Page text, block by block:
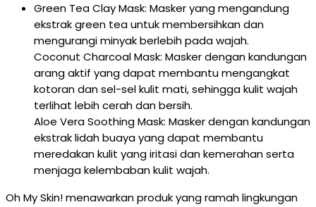
Green Tea Clay Mask: Masker yang mengandung
ekstrak green tea untuk membersihkan dan
mengurangi minyak berlebih pada wajah.
Coconut Charcoal Mask: Masker dengan kandungan
arang aktif yang dapat membantu mengangkat
kotoran dan sel-sel kulit mati, sehingga kulit wajah
terlihat lebih cerah dan bersih.
Aloe Vera Soothing Mask: Masker dengan kandungan
ekstrak lidah buaya yang dapat membantu
meredakan kulit yang iritasi dan kemerahan serta
menjaga kelembaban kulit wajah.
Oh My Skin! menawarkan produk yang ramah lingkungan